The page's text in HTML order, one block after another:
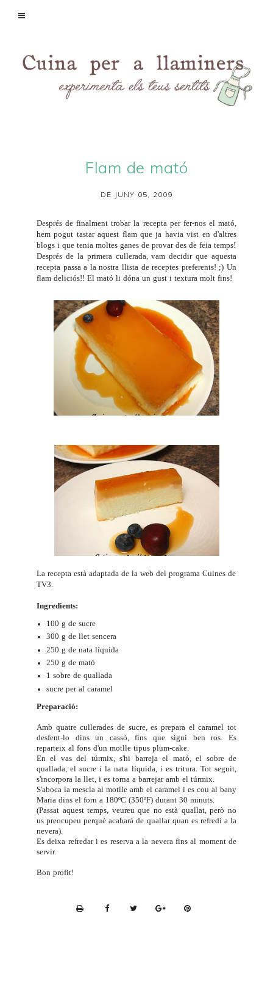
Flam de mató
DE JUNY 05, 2009
Després de finalment trobar la recepta per fer-nos el mató
hem pogut tastar aquest flam que ja havia vist en d'altres
blogs i que tenia moltes ganes de provar des de feia temps!
Després de la primera cullerada, vam decidir que aquesta
recepta passa a la nostra llista de receptes preferents! ;) Un
flam deliciós!! El mató li dóna un gust i textura molt fins!
La recepta està adaptada de la web del programa Cuines de
TV3.
Ingredients:
100 g de sucre
300 g de llet sencera
250 g de nata líquida
250 g de mató
1 sobre de quallada
sucre per al caramel
Preparació:
Amb quatre cullerades de sucre, es prepara el caramel tot
desfent-lo dins un cassó, fins que sigui ben ros. Es
reparteix al fons d'un motlle tipus plum-cake.
En el vas del túrmix, s'hi barreja el mató, el sobre de
quallada, el sucre i la nata líquida, i es tritura. Tot seguit,
s'incorpora la llet, i es torna a barrejar amb el túrmix.
S'aboca la mescla al motlle amb el caramel i es cou al bany
Maria dins el forn a 180ºC (350ºF) durant 30 minuts.
(Passat aquest temps, veureu que no està quallat, però no
us preocupeu perquè acabarà de quallar quan es refredi a la
nevera).
Es deixa refredar i es reserva a la nevera fins al moment de
servir.
Bon profit!